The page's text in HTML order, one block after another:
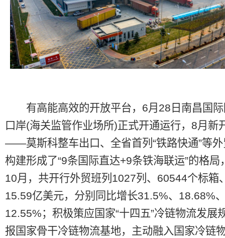
有高能高效的开放平台，6月28日南昌国际
口岸(海关监管作业场所)正式开通运行，8月新
——莫斯科整车出口、全省首列“铁路快通”等
构建形成了“9条国际直达+9条铁海联运”的格局
10月，共开行外贸班列1027列、60544个标箱
15.59亿美元，分别同比增长31.5%、18.68%
12.55%；积极策应国家“十四五”冷链物流发展
报国家骨干冷链物流基地，主动融入国家冷链